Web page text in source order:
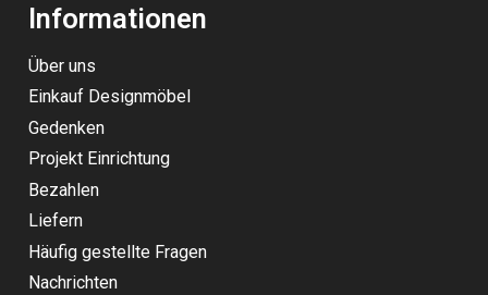
Informationen
Über uns
Einkauf Designmöbel
Gedenken
Projekt Einrichtung
Bezahlen
Liefern
Häufig gestellte Fragen
Nachrichten